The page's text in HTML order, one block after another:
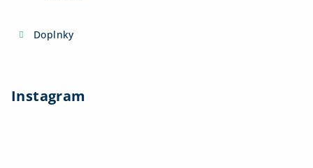
Doplnky
Instagram